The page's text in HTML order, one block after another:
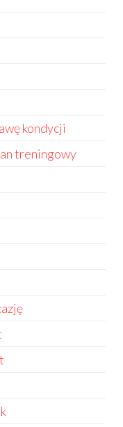
kondycji
treningowy